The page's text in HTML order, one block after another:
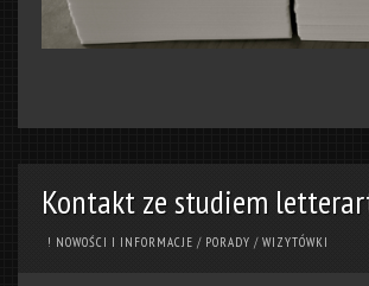
Kontakt ze studiem
! NOWOŚCI I INFORMACJE / PORADY / WIZYTÓWKI